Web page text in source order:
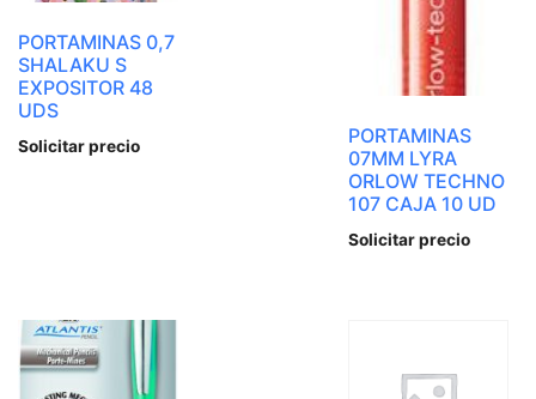
PORTAMINAS 0,7
SHALAKU S
EXPOSITOR 48
UDS
Solicitar precio
PORTAMINAS
07MM LYRA
ORLOW TECHNO
107 CAJA 10 UD
Solicitar precio